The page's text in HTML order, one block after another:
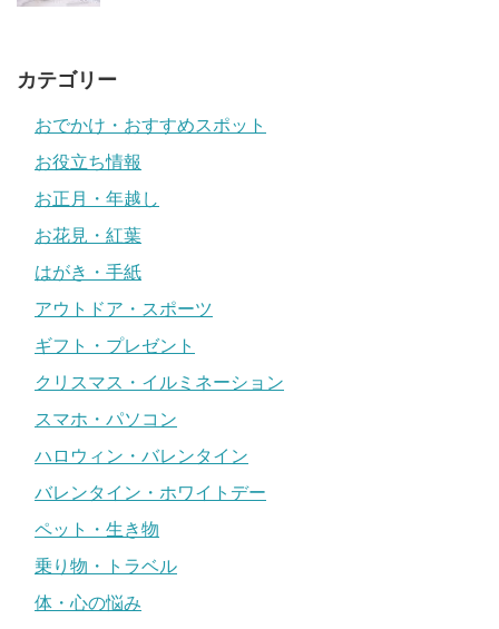
カテゴリー
おでかけ・おすすめスポット
お役立ち情報
お正月・年越し
お花見・紅葉
はがき・手紙
アウトドア・スポーツ
ギフト・プレゼント
クリスマス・イルミネーション
スマホ・パソコン
ハロウィン・バレンタイン
バレンタイン・ホワイトデー
ペット・生き物
乗り物・トラベル
体・心の悩み